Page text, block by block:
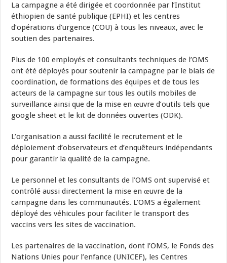
La campagne a été dirigée et coordonnée par l’Institut
éthiopien de santé publique (EPHI) et les centres
d’opérations d’urgence (COU) à tous les niveaux, avec le
soutien des partenaires.
Plus de 100 employés et consultants techniques de l’OMS
ont été déployés pour soutenir la campagne par le biais de
coordination, de formations des équipes et de tous les
acteurs de la campagne sur tous les outils mobiles de
surveillance ainsi que de la mise en œuvre d’outils tels que
google sheet et le kit de données ouvertes (ODK).
L’organisation a aussi facilité le recrutement et le
déploiement d’observateurs et d’enquêteurs indépendants
pour garantir la qualité de la campagne.
Le personnel et les consultants de l’OMS ont supervisé et
contrôlé aussi directement la mise en œuvre de la
campagne dans les communautés. L’OMS a également
déployé des véhicules pour faciliter le transport des
vaccins vers les sites de vaccination.
Les partenaires de la vaccination, dont l’OMS, le Fonds des
Nations Unies pour l’enfance (UNICEF), les Centres